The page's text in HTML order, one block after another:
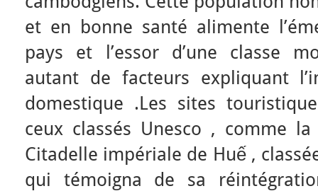
et en bonne santé alimente
pays et l’essor d’une classe
autant de facteurs expliquant
domestique .Les sites
ceux classés Unesco , comme
Citadelle impériale de Huế ,
qui témoigna de sa